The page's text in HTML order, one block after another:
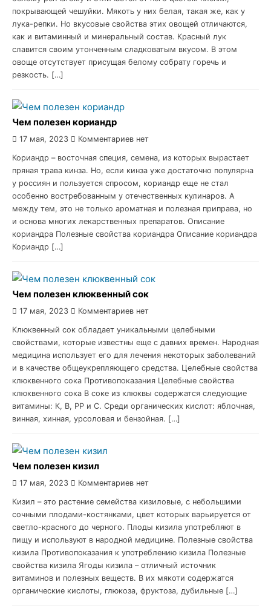
покрывающей чешуйки. Мякоть у них белая, такая же, как у
лука-репки. Но вкусовые свойства этих овощей отличаются,
как и витаминный и минеральный состав. Красный лук
славится своим утонченным сладковатым вкусом. В этом
овоще отсутствует присущая белому собрату горечь и
резкость. […]
Чем полезен кориандр
17 мая, 2023 Комментариев нет
Кориандр – восточная специя, семена, из которых вырастает
пряная трава кинза. Но, если кинза уже достаточно популярна
у россиян и пользуется спросом, кориандр еще не стал
особенно востребованным у отечественных кулинаров. А
между тем, это не только ароматная и полезная приправа, но
и основа многих лекарственных препаратов. Описание
кориандра Полезные свойства кориандра Описание кориандра
Кориандр […]
Чем полезен клюквенный сок
17 мая, 2023 Комментариев нет
Клюквенный сок обладает уникальными целебными
свойствами, которые известны еще с давних времен. Народная
медицина использует его для лечения некоторых заболеваний
и в качестве общеукрепляющего средства. Целебные свойства
клюквенного сока Противопоказания Целебные свойства
клюквенного сока В соке из клюквы содержатся следующие
витамины: К, В, РР и С. Среди органических кислот: яблочная,
винная, хинная, урсоловая и бензойная. […]
Чем полезен кизил
17 мая, 2023 Комментариев нет
Кизил – это растение семейства кизиловые, с небольшими
сочными плодами-костянками, цвет которых варьируется от
светло-красного до черного. Плоды кизила употребляют в
пищу и используют в народной медицине. Полезные свойства
кизила Противопоказания к употреблению кизила Полезные
свойства кизила Ягоды кизила – отличный источник
витаминов и полезных веществ. В их мякоти содержатся
органические кислоты, глюкоза, фруктоза, дубильные […]